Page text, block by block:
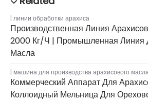
линии обработки арахиса
Производственная Линия
2000 Кг/ч | Промышленная Линия
Масла
машина для производства арахисового
Коммерческий Аппарат Для
Коллоидный Мельница Для